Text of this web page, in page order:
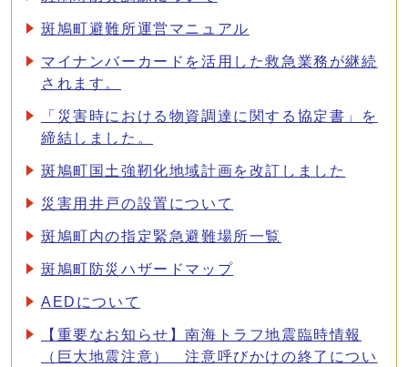
斑鳩町避難所運営マニュアル
マイナンバーカードを活用した救急業務が継続
されます。
「災害時における物資調達に関する協定書」を
締結しました。
斑鳩町国土強靭化地域計画を改訂しました
災害用井戸の設置について
斑鳩町内の指定緊急避難場所一覧
斑鳩町防災ハザードマップ
AEDについて
【重要なお知らせ】南海トラフ地震臨時情報
（巨大地震注意） 注意呼びかけの終了につい